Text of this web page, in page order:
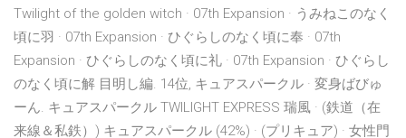
Twilight of the golden witch · 07th Expansion · うみねこのなく
頃に羽 · 07th Expansion · ひぐらしのなく頃に奉 · 07th
Expansion · ひぐらしのなく頃に礼 · 07th Expansion · ひぐらし
のなく頃に解 目明し編. 14位, キュアスパークル · 変身ばびゅ
ーん. キュアスパークル TWILIGHT EXPRESS 瑞風 · (鉄道（在
来線＆私鉄）) キュアスパークル (42%) · (プリキュア) · 女性門